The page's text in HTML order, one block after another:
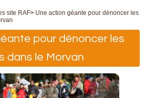
site RAF> Une action géante pour dénoncer les
pour dénoncer les
dans le Morvan